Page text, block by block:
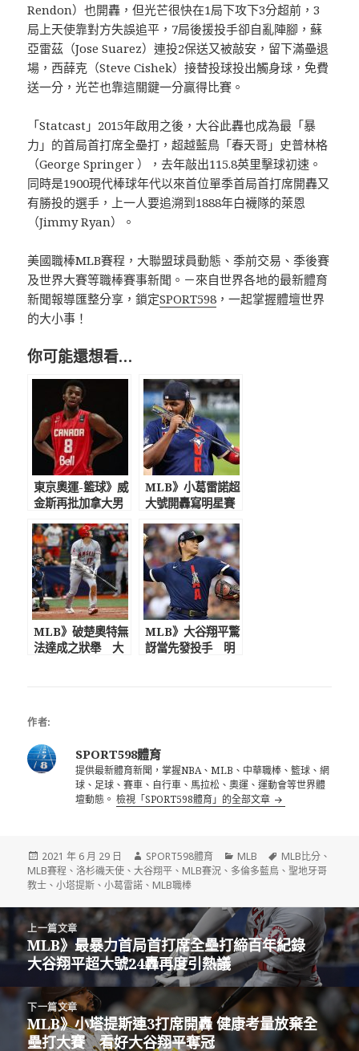
Rendon）也開轟，但光芒很快在1局下攻下3分超前，3
局上天使靠對方失誤追平，7局後援投手卻自亂陣腳，蘇
亞雷茲（Jose Suarez）連投2保送又被敲安，留下滿壘退
場，西薛克（Steve Cishek）接替投球投出觸身球，免費
送一分，光芒也靠這關鍵一分贏得比賽。
「Statcast」2015年啟用之後，大谷此轟也成為最「暴
力」的首局首打席全壘打，超越藍鳥「春天哥」史普林格
（George Springer ），去年敲出115.8英里擊球初速。
同時是1900現代棒球年代以來首位單季首局首打席開轟又
有勝投的選手，上一人要追溯到1888年白襪隊的萊恩
（Jimmy Ryan）。
美國職棒MLB賽程，大聯盟球員動態、季前交易、季後賽
及世界大賽等職棒賽事新聞。－來自世界各地的最新體育
新聞報導匯整分享，鎖定SPORT598 ，一起掌握體壇世界
的大小事！
你可能還想看…
東京奧運-籃球》威
金斯再批加拿大男
NBA球員出征爭奧
運資格
MLB》小葛雷諾超
大號開轟寫明星賽
史上最年輕MVP
MLB》破楚奧特無
法達成之狀舉 大
MLB》大谷翔平驚
訝當先發投手 明
作者:
SPORT598體育
提供最新體育新聞，掌握NBA、MLB、中華職棒、籃球、網
球、足球、賽車、自行車、馬拉松、奧運、運動會等世界體
壇動態。檢視「SPORT598體育」的全部文章
發
佈
日
2021 年 6 月 29 日
作
者
SPORT598體育
分
類
MLB
標
籤
MLB比分 、
MLB賽程 、洛杉磯天使 、大谷翔平 、 MLB賽況 、 多倫多藍鳥 、聖地牙哥
教士 、小塔提斯 、小葛雷諾 、 MLB職棒
文
章
導
上一篇文章
上
一
篇
文
章:
MLB》最暴力首局首打席全壘打締百年紀錄
大谷翔平超大號24轟再度引熱議
下一篇文章
下
一
MLB》小塔提斯連3打席開轟 健康考量放棄全
壘打大賽 看好大谷翔平奪冠